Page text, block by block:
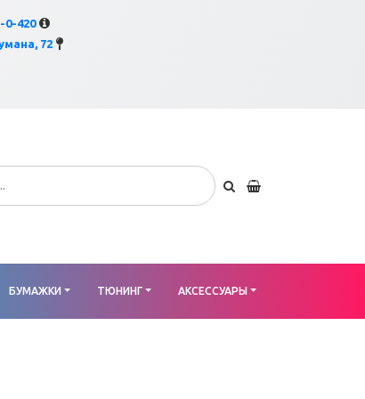
0-420
72
БУМАЖКИ ТЮНИНГ АКСЕССУАРЫ